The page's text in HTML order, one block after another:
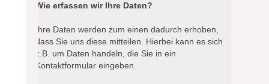
Wie erfassen wir Ihre Daten?
Ihre Daten werden zum einen dadurch erhoben,
dass Sie uns diese mitteilen. Hierbei kann es sich
z.B. um Daten handeln, die Sie in ein
Kontaktformular eingeben.